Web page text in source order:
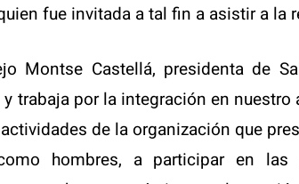
fue invitada a tal fin a asistir a la
Montse Castellá, presidenta de
trabaja por la integración en
de la organización que
hombres, a participar en las